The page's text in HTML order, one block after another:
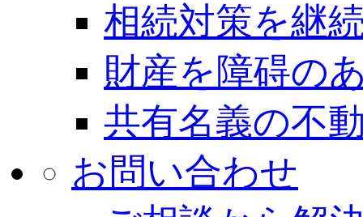
相続対策を継
財産を障碍の
共有名義の不
お問い合わせ